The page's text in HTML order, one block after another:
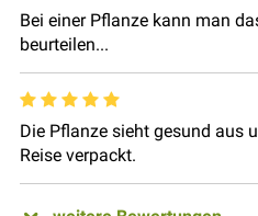
Bei einer Pflanze kann man
beurteilen...
Die Pflanze sieht gesund aus
Reise verpackt.